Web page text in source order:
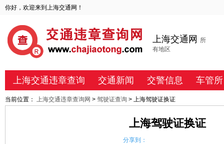
你好，欢迎来到上海交通网！
上海交通网
所
有地区
上海交通违章查询 交通新闻 交警信息 车管所
当前位置： 上海交通违章查询网 > 驾驶证查询 > 上海驾驶证换证
上海驾驶证换证
分享到：